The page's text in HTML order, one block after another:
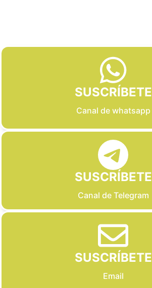
SUSCRÍBETE
Canal de whatsapp
SUSCRÍBETE
Canal de Telegram
SUSCRÍBETE
Email